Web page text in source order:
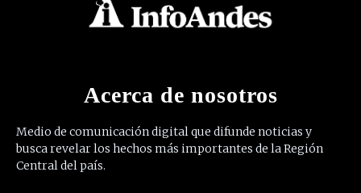
Acerca de nosotros
Medio de comunicación digital que difunde noticias y
busca revelar los hechos más importantes de la Región
Central del país.